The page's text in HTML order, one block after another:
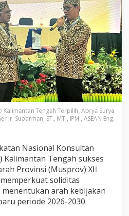
Kalimantan Tengah Terpilih, Aprya Surya
Ir. Suparman, ST., MT., IPM., ASEAN Eng.
Nasional Konsultan
Kalimantan Tengah sukses
Provinsi (Musprov) XII
soliditas
arah kebijakan
periode 2026-2030.